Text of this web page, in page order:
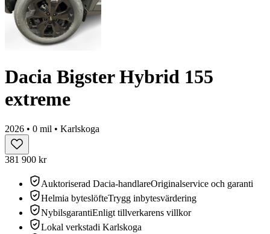
Dacia Bigster Hybrid 155
extreme
2026 • 0 mil • Karlskoga
381 900 kr
Auktoriserad Dacia-handlareOriginalservice och garanti
Helmia byteslöfteTrygg inbytesvärdering
NybilsgarantiEnligt tillverkarens villkor
Lokal verkstadi Karlskoga